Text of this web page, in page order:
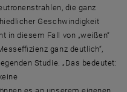
die ganz
Geschwindigkeit
in diesem Fall von „weißen“
ganz deutlich“,
Studie. „Das bedeutet: